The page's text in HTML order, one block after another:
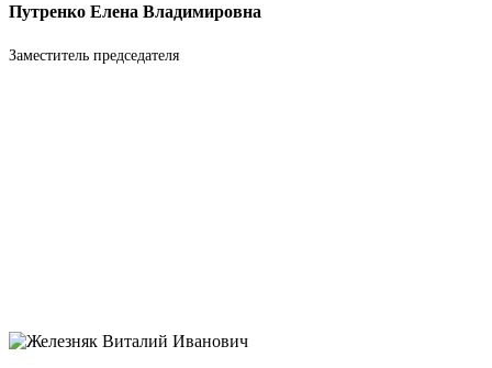
Путренко Елена Владимировна
Заместитель председателя